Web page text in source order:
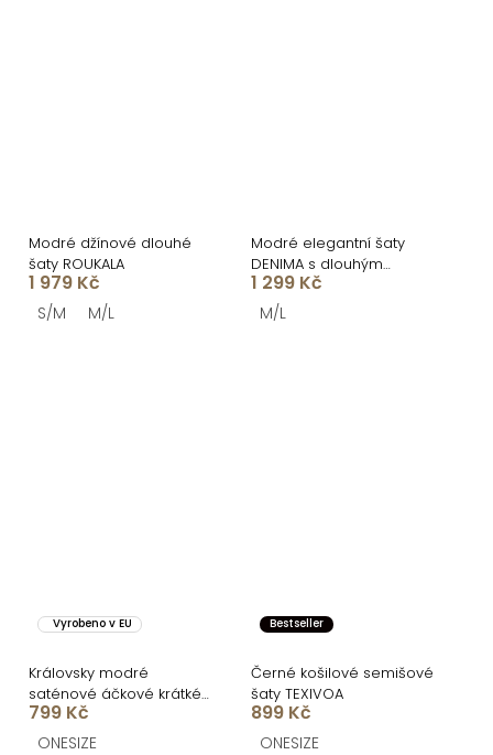
Modré džínové dlouhé
šaty ROUKALA
1 979 Kč
S/M M/L
Modré elegantní šaty
DENIMA s dlouhým
rukávem
1 299 Kč
M/L
Vyrobeno v EU
Královsky modré
saténové áčkové krátké
šaty MOKESA
799 Kč
ONESIZE
Bestseller
Černé košilové semišové
šaty TEXIVOA
899 Kč
ONESIZE